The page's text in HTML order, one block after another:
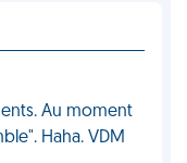
Au moment
Haha. VDM